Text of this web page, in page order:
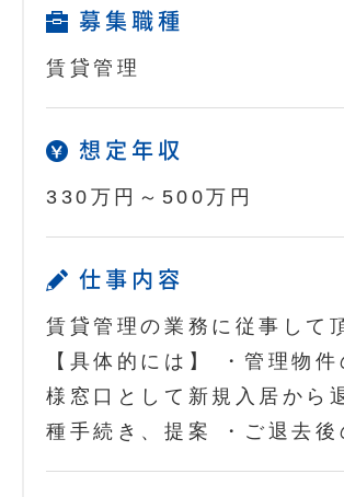
募集職種
賃貸管理
想定年収
330万円～500万円
仕事内容
賃貸管理の業務に従事して
【具体的には】 ・管理物
様窓口として新規入居から
種手続き、提案 ・ご退去